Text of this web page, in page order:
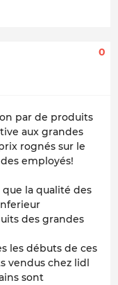
0
par de produits
aux grandes
rognés sur le
employés!
que la qualité des
des grandes
les débuts de ces
vendus chez lidl
sont